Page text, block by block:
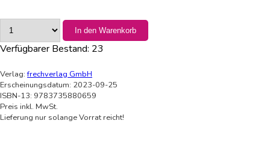
In den Warenkorb
Verfügbarer Bestand: 23
Verlag:frechverlag GmbH
Erscheinungsdatum: 2023-09-25
ISBN-13: 9783735880659
Preis inkl. MwSt.
Lieferung nur solange Vorrat reicht!